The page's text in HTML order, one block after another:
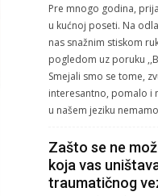
Pre mnogo godina,
u kućnoj poseti. Na
nas snažnim stiskom
pogledom uz poruku
Smejali smo se tome,
interesantno, pomalo i
u našem jeziku
Zašto se ne
koja vas
traumatičnog